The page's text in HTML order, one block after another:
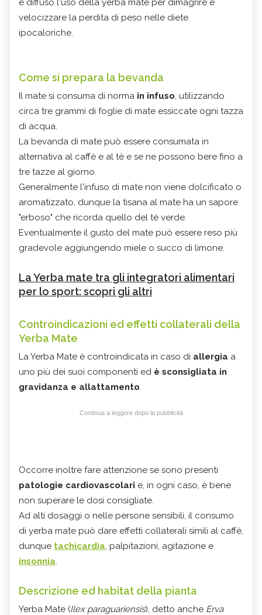
è diffuso l'uso della yerba mate per dimagrire e
velocizzare la perdita di peso nelle diete
ipocaloriche.
Come si prepara la bevanda
Il mate si consuma di norma in infuso, utilizzando
circa tre grammi di foglie di mate essiccate ogni tazza
di acqua.
La bevanda di mate può essere consumata in
alternativa al caffè e al tè e se ne possono bere fino a
tre tazze al giorno.
Generalmente l'infuso di mate non viene dolcificato o
aromatizzato, dunque la tisana al mate ha un sapore
"erboso" che ricorda quello del tè verde.
Eventualmente il gusto del mate può essere reso più
gradevole aggiungendo miele o succo di limone.
La Yerba mate tra gli integratori alimentari
per lo sport: scopri gli altri
Controindicazioni ed effetti collaterali della
Yerba Mate
La Yerba Mate è controindicata in caso di allergia a
uno più dei suoi componenti ed è sconsigliata in
gravidanza e allattamento.
Continua a leggere dopo la pubblicità
Occorre inoltre fare attenzione se sono presenti
patologie cardiovascolari e, in ogni caso, è bene
non superare le dosi consigliate.
Ad alti dosaggi o nelle persone sensibili, il consumo
di yerba mate può dare effetti collaterali simili al caffè,
dunque tachicardia, palpitazioni, agitazione e
insonnia.
Descrizione ed habitat della pianta
Yerba Mate (Ilex paraguariensis), detto anche Erva